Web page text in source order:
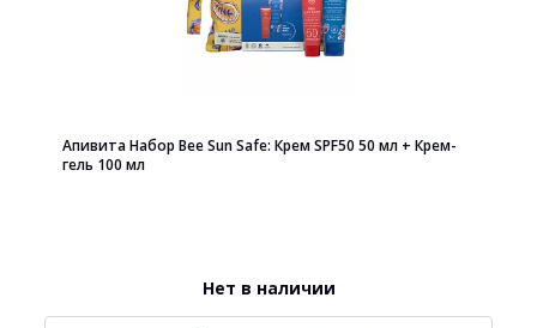
Апивита Набор Bee Sun Safe: Крем SPF50 50 мл + Крем-
гель 100 мл
Нет в наличии